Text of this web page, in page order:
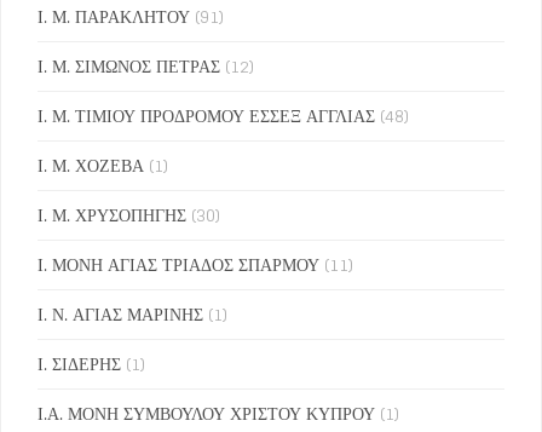
Ι. Μ. ΠΑΡΑΚΛΗΤΟΥ (91)
Ι. Μ. ΣΙΜΩΝΟΣ ΠΕΤΡΑΣ (12)
Ι. Μ. ΤΙΜΙΟΥ ΠΡΟΔΡΟΜΟΥ ΕΣΣΕΞ ΑΓΓΛΙΑΣ (48)
Ι. Μ. ΧΟΖΕΒΑ (1)
Ι. Μ. ΧΡΥΣΟΠΗΓΗΣ (30)
Ι. ΜΟΝΗ ΑΓΙΑΣ ΤΡΙΑΔΟΣ ΣΠΑΡΜΟΥ (11)
Ι. Ν. ΑΓΙΑΣ ΜΑΡΙΝΗΣ (1)
Ι. ΣΙΔΕΡΗΣ (1)
Ι.Α. ΜΟΝΗ ΣΥΜΒΟΥΛΟΥ ΧΡΙΣΤΟΥ ΚΥΠΡΟΥ (1)